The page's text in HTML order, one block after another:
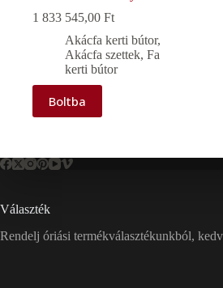
1 833 545,00 Ft
Akácfa kerti bútor,
Akácfa szettek, Fa
kerti bútor
Boltba
Választék
Rendelj óriási termékválasztékunkból,